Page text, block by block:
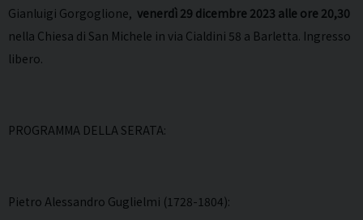
Gianluigi Gorgoglione, venerdì 29 dicembre 2023 alle ore 20,30
nella Chiesa di San Michele in via Cialdini 58 a Barletta. Ingresso
libero.
PROGRAMMA DELLA SERATA:
Pietro Alessandro Guglielmi (1728-1804):